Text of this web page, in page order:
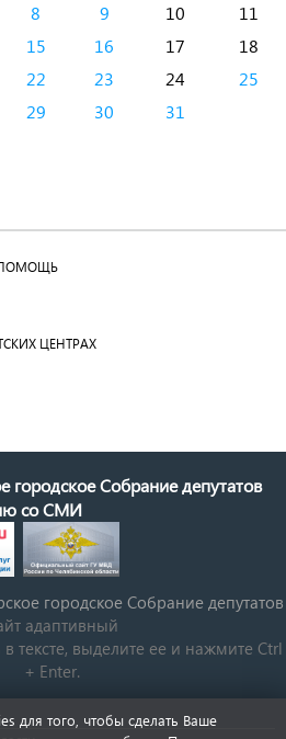
8 9 10
11
15 16 17
18
22 23 24
25
29 30 31
ЦЕНТРАХ
городское Собрание депутатов
со СМИ
городское Cобрание депутатов
адаптивный
тексте, выделите ее и нажмите Ctrl
+ Enter.
для того, чтобы сделать Ваше